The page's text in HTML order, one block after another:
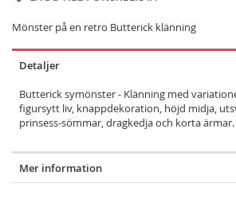
Mönster på en retro Butterick klänning
Detaljer
Butterick symönster - Klänning med
figursytt liv, knappdekoration, höjd midja,
prinsess-sömmar, dragkedja och korta ärmar.
Mer information